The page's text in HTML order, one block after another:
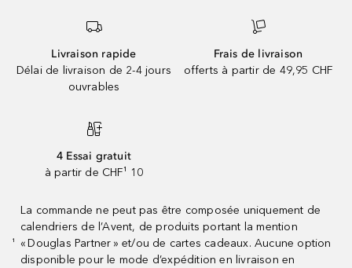
Livraison rapide
Délai de livraison de 2-4 jours
ouvrables
Frais de livraison
offerts à partir de 49,95 CHF
4 Essai gratuit
à partir de CHF¹ 10
¹
La commande ne peut pas être composée uniquement de
calendriers de l’Avent, de produits portant la mention
« Douglas Partner » et/ou de cartes cadeaux. Aucune option
disponible pour le mode d’expédition en livraison en